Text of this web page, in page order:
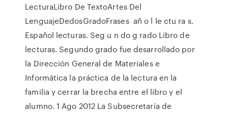
LecturaLibro De TextoArtes Del
LenguajeDedosGradoFrases añ o l le ctu ra s.
Español lecturas. Seg u n do g rado Libro de
lecturas. Segundo grado fue desarrollado por
la Dirección General de Materiales e
Informática la práctica de la lectura en la
familia y cerrar la brecha entre el libro y el
alumno. 1 Ago 2012 La Subsecretaría de